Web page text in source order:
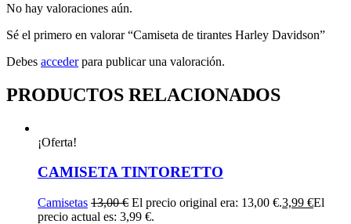
No hay valoraciones aún.
Sé el primero en valorar “Camiseta de tirantes Harley Davidson”
Debes accederpara publicar una valoración.
PRODUCTOS RELACIONADOS
¡Oferta!
CAMISETA TINTORETTO
Camisetas 13,00€ El precio original era: 13,00 €.3,99 €El
precio actual es: 3,99 €.